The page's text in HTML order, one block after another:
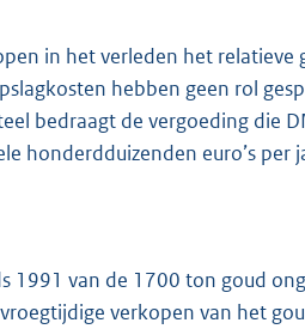
in het verleden het
hebben geen rol
bedraagt de vergoeding die
honderdduizenden euro’s per
1991 van de 1700 ton goud
verkopen van het